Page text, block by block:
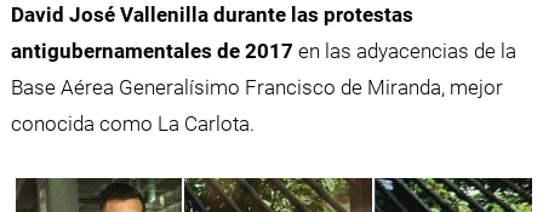
David José Vallenilla durante las protestas
antigubernamentales de 2017 en las adyacencias de la
Base Aérea Generalísimo Francisco de Miranda, mejor
conocida como La Carlota.